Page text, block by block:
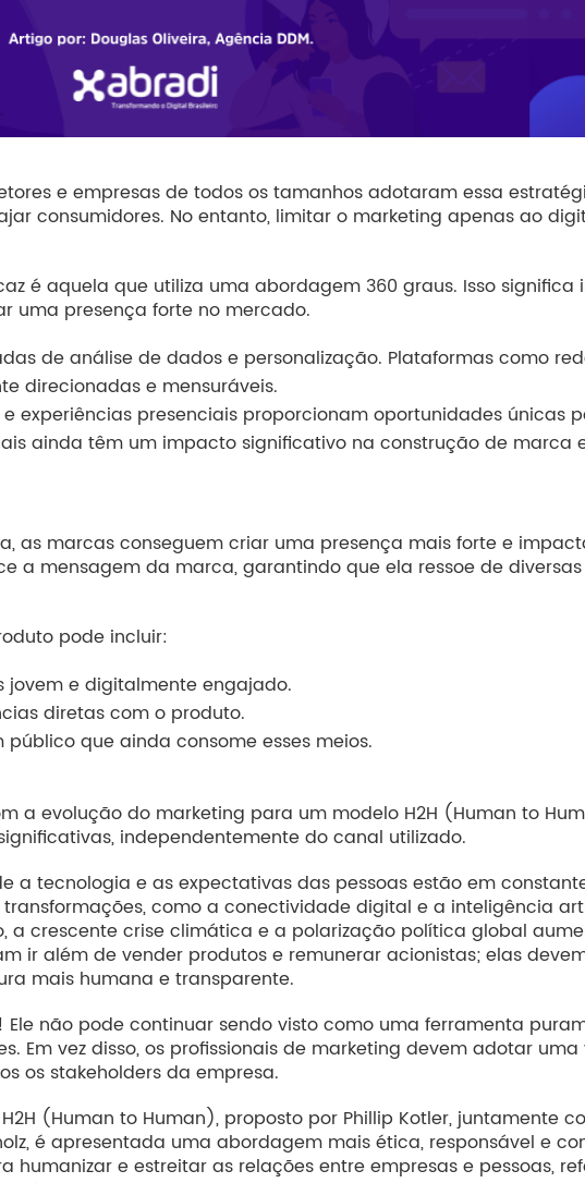
e empresas de todos os tamanhos adotaram essa
consumidores. No entanto, limitar o marketing apenas ao
é aquela que utiliza uma abordagem 360 graus. Isso significa
uma presença forte no mercado.
de análise de dados e personalização. Plataformas como
direcionadas e mensuráveis.
experiências presenciais proporcionam oportunidades únicas
ainda têm um impacto significativo na construção de marca
as marcas conseguem criar uma presença mais forte e
a mensagem da marca, garantindo que ela ressoe de
pode incluir:
e digitalmente engajado.
diretas com o produto.
que ainda consome esses meios.
a evolução do marketing para um modelo H2H (Human to
independentemente do canal utilizado.
a tecnologia e as expectativas das pessoas estão em
como a conectividade digital e a inteligência
a crescente crise climática e a polarização política global
ir além de vender produtos e remunerar acionistas; elas
mais humana e transparente.
não pode continuar sendo visto como uma ferramenta
Em vez disso, os profissionais de marketing devem adotar
os stakeholders da empresa.
(Human to Human), proposto por Phillip Kotler, juntamente
é apresentada uma abordagem mais ética, responsável e
e estreitar as relações entre empresas e pessoas,